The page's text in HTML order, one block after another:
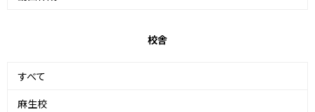
校舎
すべて
麻生校